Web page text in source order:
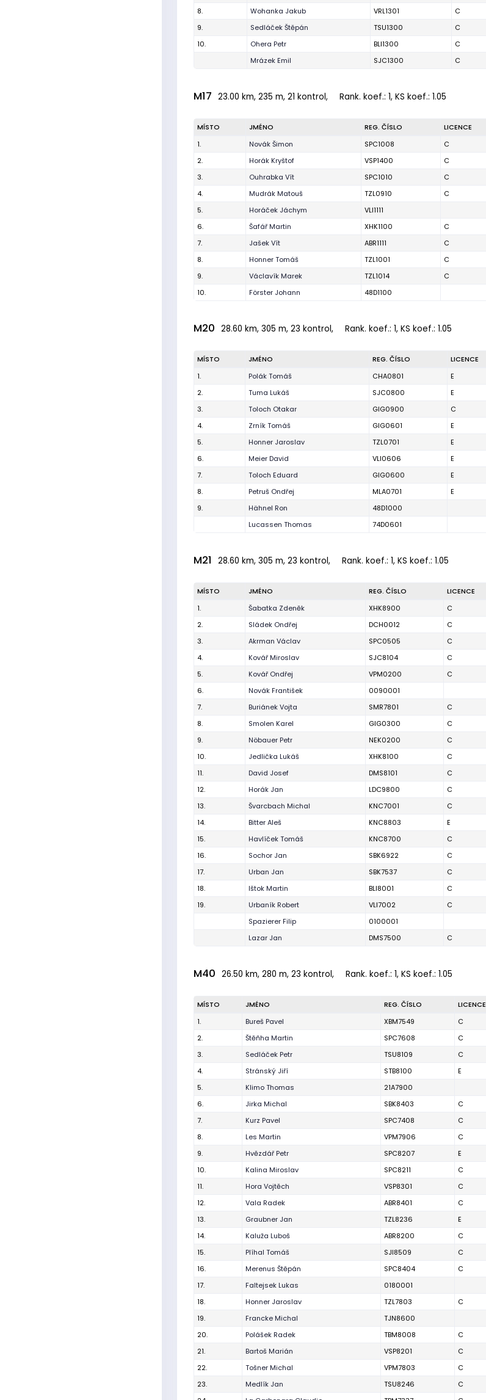
8.
Wohanka Jakub VRL1301 C
9.
Sedláček Štěpán TSU1300 C
10.
Ohera Petr BLI1300 C
Mrázek Emil
SJC1300 C
M17 23.00 km, 235 m, 21 kontrol, Rank. koef.: 1, KS koef.: 1.05
MÍSTO JMÉNO REG. ČÍSLO LICENCE
1.
Novák Šimon SPC1008 C
2.
Horák Kryštof VSP1400 C
3.
Ouhrabka Vít SPC1010 C
4.
Mudrák Matouš TZL0910 C
5.
Horáček Jáchym VLI1111
6.
Šafář Martin XHK1100 C
7.
Jašek Vít ABR1111 C
8.
Honner Tomáš TZL1001 C
9.
Václavík Marek TZL1014 C
10.
Förster Johann 48D1100
M20 28.60 km, 305 m, 23 kontrol, Rank. koef.: 1, KS koef.: 1.05
MÍSTO JMÉNO REG. ČÍSLO LICENCE
1.
Polák Tomáš CHA0801 E
2.
Tuma Lukáš SJC0800 E
3.
Toloch Otakar GIG0900 C
4.
Zrník Tomáš GIG0601 E
5.
Honner Jaroslav TZL0701 E
6.
Meier David VLI0606 E
7.
Toloch Eduard GIG0600 E
8.
Petruš Ondřej MLA0701 E
9.
Hähnel Ron 48D1000
Lucassen Thomas
74D0601
M21 28.60 km, 305 m, 23 kontrol, Rank. koef.: 1, KS koef.: 1.05
MÍSTO JMÉNO REG. ČÍSLO LICENCE
1.
Šabatka Zdeněk XHK8900 C
2.
Sládek Ondřej DCH0012 C
3.
Akrman Václav SPC0505 C
4.
Kovář Miroslav SJC8104 C
5.
Kovář Ondřej VPM0200 C
6.
Novák František 0090001
7.
Buriánek Vojta SMR7801 C
8.
Smolen Karel GIG0300 C
9.
Nöbauer Petr NEK0200 C
10.
Jedlička Lukáš XHK8100 C
11.
David Josef DMS8101 C
12.
Horák Jan LDC9800 C
13.
Švarcbach Michal KNC7001 C
14.
Bitter Aleš KNC8803 E
15.
Havlíček Tomáš KNC8700 C
16.
Sochor Jan SBK6922 C
17.
Urban Jan SBK7537 C
18.
Ištok Martin BLI8001 C
19.
Urbaník Robert VLI7002 C
Spazierer Filip
0100001
Lazar Jan
DMS7500 C
M40 26.50 km, 280 m, 23 kontrol, Rank. koef.: 1, KS koef.: 1.05
MÍSTO JMÉNO REG. ČÍSLO LICENCE
1.
Bureš Pavel XBM7549 C
2.
Štěňha Martin SPC7608 C
3.
Sedláček Petr TSU8109 C
4.
Stránský Jiří STB8100 E
5.
Klimo Thomas 21A7900
6.
Jirka Michal SBK8403 C
7.
Kurz Pavel SPC7408 C
8.
Les Martin VPM7906 C
9.
Hvězdář Petr SPC8207 E
10.
Kalina Miroslav SPC8211 C
11.
Hora Vojtěch VSP8301 C
12.
Vala Radek ABR8401 C
13.
Graubner Jan TZL8236 E
14.
Kaluža Luboš ABR8200 C
15.
Plíhal Tomáš SJI8509 C
16.
Merenus Štěpán SPC8404 C
17.
Faltejsek Lukas 0180001
18.
Honner Jaroslav TZL7803 C
19.
Francke Michal TJN8600
20.
Polášek Radek TBM8008 C
21.
Bartoš Marián VSP8201 C
22.
Tošner Michal VPM7803 C
23.
Medlík Jan TSU8246 C